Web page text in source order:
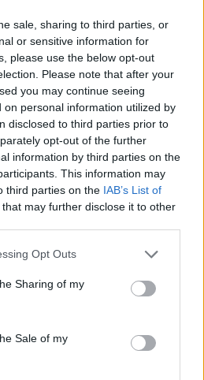
sale, sharing to third parties, or
or sensitive information for
please use the below opt-out
Please note that after your
you may continue seeing
on personal information utilized by
disclosed to third parties prior to
opt-out of the further
information by third parties on the
This information may
third parties on the IAB’s List of
that may further disclose it to other
Opt Outs
Sharing of my
Sale of my
puretaan